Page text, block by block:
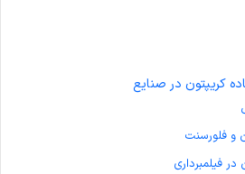
کریپتون در صنایع
و فلورسنت
در فیلمبرداری